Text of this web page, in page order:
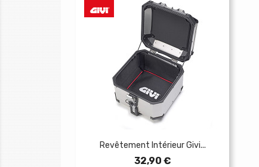
Revêtement Intérieur Givi...
Prix
32,90 €